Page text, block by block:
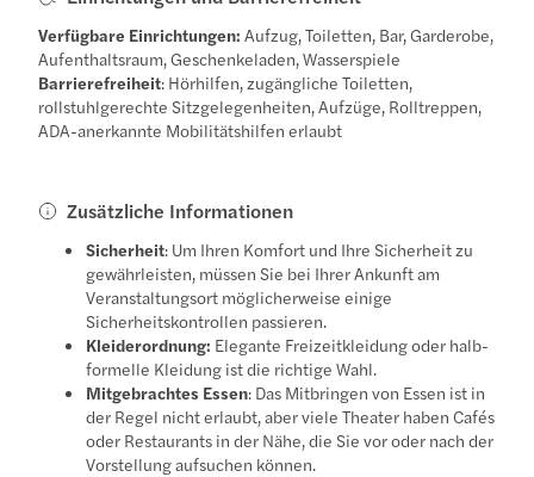
Verfügbare Einrichtungen: Aufzug, Toiletten, Bar, Garderobe,
Aufenthaltsraum, Geschenkeladen, Wasserspiele
Barrierefreiheit: Hörhilfen, zugängliche Toiletten,
rollstuhlgerechte Sitzgelegenheiten, Aufzüge, Rolltreppen,
ADA-anerkannte Mobilitätshilfen erlaubt
Zusätzliche Informationen
Sicherheit: Um Ihren Komfort und Ihre Sicherheit zu
gewährleisten, müssen Sie bei Ihrer Ankunft am
Veranstaltungsort möglicherweise einige
Sicherheitskontrollen passieren.
Kleiderordnung: Elegante Freizeitkleidung oder halb-
formelle Kleidung ist die richtige Wahl.
Mitgebrachtes Essen: Das Mitbringen von Essen ist in
der Regel nicht erlaubt, aber viele Theater haben Cafés
oder Restaurants in der Nähe, die Sie vor oder nach der
Vorstellung aufsuchen können.